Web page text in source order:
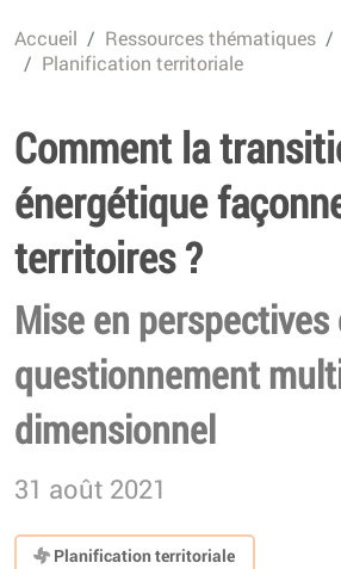
Accueil Ressources thématiques
Planification territoriale
Comment la
énergétique
territoires ?
Mise en perspectives
questionnement
dimensionnel
31 août 2021
Planification territoriale